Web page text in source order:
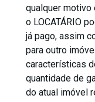
qualquer motivo
o LOCATÁRIO
já pago, assim
para outro
características
quantidade de
do atual imóvel